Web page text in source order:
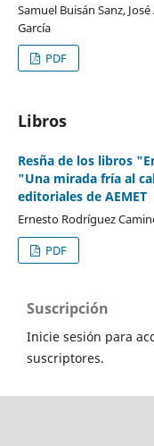
Samuel Buisán Sanz,
García
PDF
Libros
Resña de los libros
"Una mirada fría al
editoriales de AEMET
Ernesto Rodríguez
PDF
Suscripción
Inicie sesión para
suscriptores.